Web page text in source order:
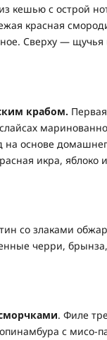
кешью с острой
красная
Сверху — щучья
крабом.
на основе
икра, яблоко
со злаками
черри,
. Филе
с мисо-